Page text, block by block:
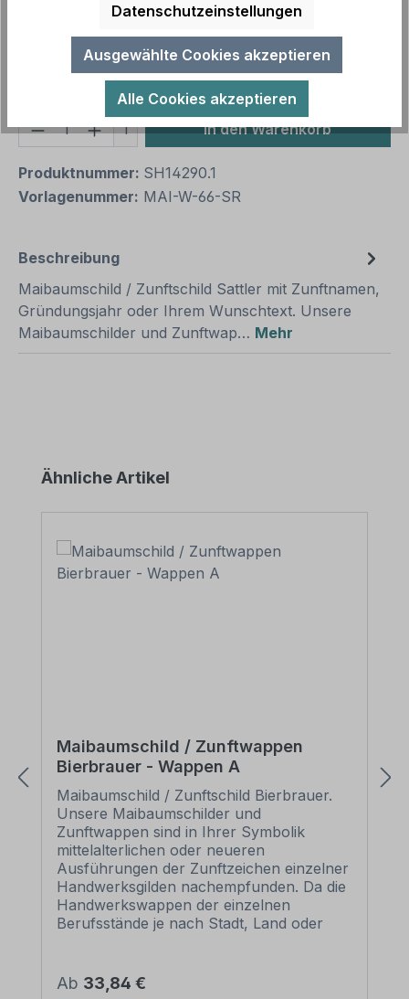
abweichende Endpreise möglich.
Produkt Anzahl: Gib den gewünschten
1 In den Warenkorb
Produktnummer: SH14290.1
Vorlagenummer: MAI-W-66-SR
Beschreibung
Maibaumschild / Zunftschild Sattler mit Zunftnamen,
Gründungsjahr oder Ihrem Wunschtext. Unsere
Maibaumschilder und Zunftwap… Mehr
Produktgalerie überspringen
Ähnliche Artikel
Maibaumschild / Zunftwappen
Bierbrauer - Wappen A
Maibaumschild / Zunftschild Bierbrauer.
Unsere Maibaumschilder und
Zunftwappen sind in Ihrer Symbolik
mittelalterlichen oder neueren
Ausführungen der Zunftzeichen einzelner
Handwerksgilden nachempfunden. Da die
Handwerkswappen der einzelnen
Berufsstände je nach Stadt, Land oder
allgemein gebräuchliche Abbildungen der
Regulärer Preis:
Ab 33,84 €
Datenschutzeinstellungen
Ausgewählte Cookies akzeptieren
Alle Cookies akzeptieren